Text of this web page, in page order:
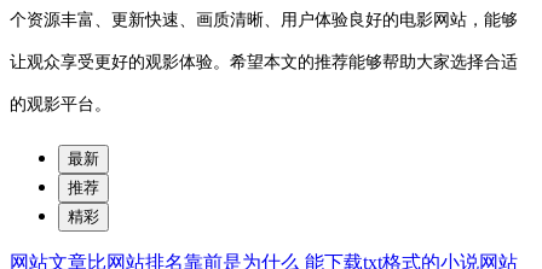
个资源丰富、更新快速、画质清晰、用户体验良好的电影网站，能够
让观众享受更好的观影体验。希望本文的推荐能够帮助大家选择合适
的观影平台。
最新
推荐
精彩
网站文章比网站排名靠前是为什么 能下载txt格式的小说网站